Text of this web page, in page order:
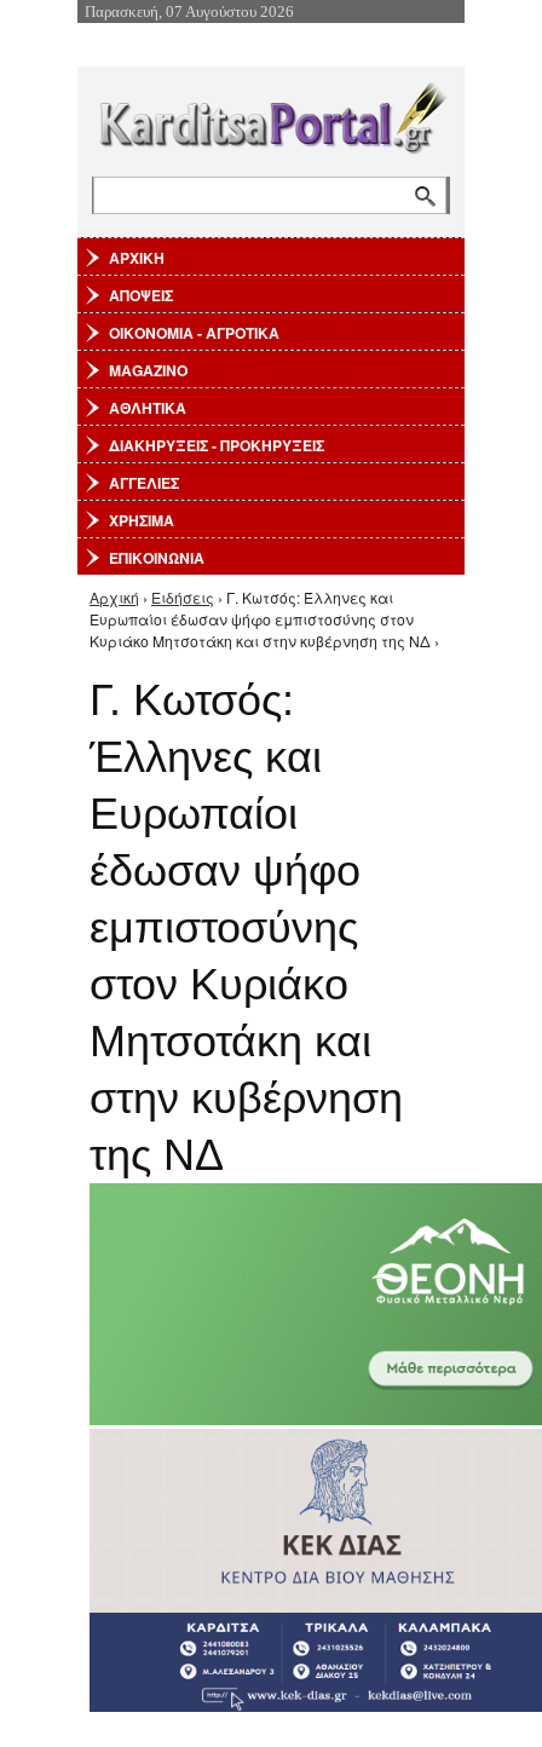
Επιστροφή στην Πλοήγηση
Παρασκευή, 07 Αυγούστου 2026
ΑΡΧΙΚΗ
ΑΠΟΨΕΙΣ
ΟΙΚΟΝΟΜΙΑ - ΑΓΡΟΤΙΚΑ
MAGAZINO
ΑΘΛΗΤΙΚΑ
ΔΙΑΚΗΡΥΞΕΙΣ - ΠΡΟΚΗΡΥΞΕΙΣ
ΑΓΓΕΛΙΕΣ
ΧΡΗΣΙΜΑ
ΕΠΙΚΟΙΝΩΝΙΑ
Είστε εδώ
Αρχική › Ειδήσεις › Γ. Κωτσός: Έλληνες και
Ευρωπαίοι έδωσαν ψήφο εμπιστοσύνης στον
Κυριάκο Μητσοτάκη και στην κυβέρνηση της ΝΔ ›
Γ. Κωτσός:
Έλληνες και
Ευρωπαίοι
έδωσαν ψήφο
εμπιστοσύνης
στον Κυριάκο
Μητσοτάκη και
στην κυβέρνηση
της ΝΔ